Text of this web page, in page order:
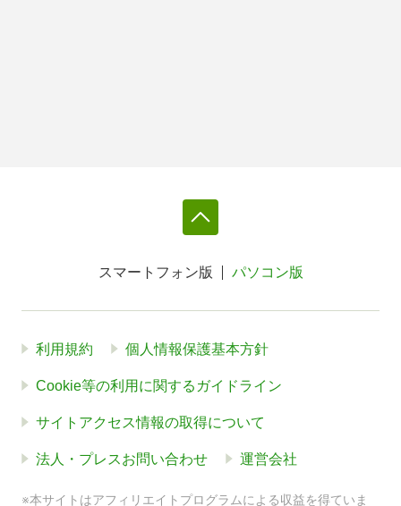
スマートフォン版 パソコン版
利用規約 個人情報保護基本方針
Cookie等の利用に関するガイドライン
サイトアクセス情報の取得について
法人・プレスお問い合わせ 運営会社
※本サイトはアフィリエイトプログラムによる収益を得ていま